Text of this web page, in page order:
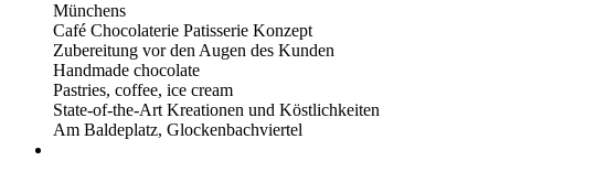
Münchens
Café Chocolaterie Patisserie Konzept
Zubereitung vor den Augen des Kunden
Handmade chocolate
Pastries, coffee, ice cream
State-of-the-Art Kreationen und Köstlichkeiten
Am Baldeplatz, Glockenbachviertel